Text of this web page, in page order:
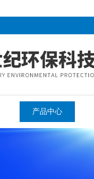
产品中心